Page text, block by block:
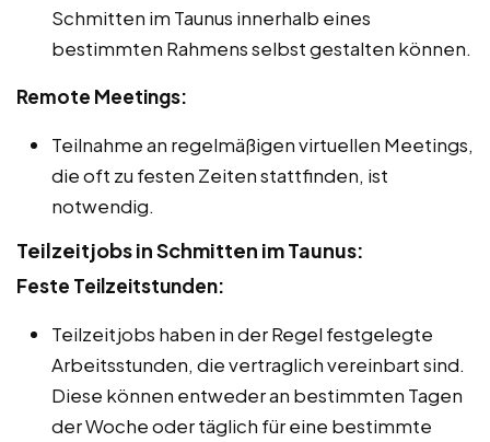
Schmitten im Taunus innerhalb eines
bestimmten Rahmens selbst gestalten können.
Remote Meetings:
Teilnahme an regelmäßigen virtuellen Meetings,
die oft zu festen Zeiten stattfinden, ist
notwendig.
Teilzeitjobs in Schmitten im Taunus:
Feste Teilzeitstunden:
Teilzeitjobs haben in der Regel festgelegte
Arbeitsstunden, die vertraglich vereinbart sind.
Diese können entweder an bestimmten Tagen
der Woche oder täglich für eine bestimmte